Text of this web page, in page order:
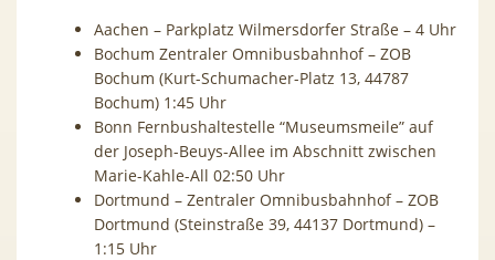
Aachen – Parkplatz Wilmersdorfer Straße – 4 Uhr
Bochum Zentraler Omnibusbahnhof – ZOB
Bochum (Kurt-Schumacher-Platz 13, 44787
Bochum) 1:45 Uhr
Bonn Fernbushaltestelle “Museumsmeile” auf
der Joseph-Beuys-Allee im Abschnitt zwischen
Marie-Kahle-All 02:50​ Uhr
Dortmund – Zentraler Omnibusbahnhof – ZOB
Dortmund (Steinstraße 39, 44137 Dortmund) –
1:15 Uhr